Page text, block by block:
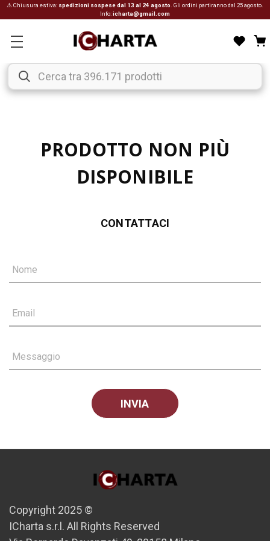
⚠ Chiusura estiva: spedizioni sospese dal 13 al 24 agosto . Gli ordini partiranno dal 25 agosto.
Info:icharta@gmail.com
PRODOTTO NON PIÙ
DISPONIBILE
CONTATTACI
Nome
Email
Messaggio
Copyright 2025 ©
ICharta s.r.l. All Rights Reserved